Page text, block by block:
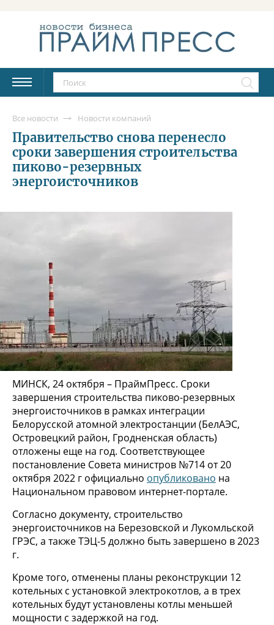
Все новости Новости компаний
Правительство снова перенесло
сроки завершения строительства
пиково-резервных
энергоисточников
МИНСК, 24 октября – ПраймПресс. Сроки
завершения строительства пиково-резервных
энергоисточников в рамках интеграции
Белорусской атомной электростанции (БелАЭС,
Островецкий район, Гродненская область)
отложены еще на год. Соответствующее
постановление Совета министров №714 от 20
октября 2022 г официально опубликовано на
Национальном правовом интернет-портале.
Согласно документу, строительство
энергоисточников на Березовской и Лукомльской
ГРЭС, а также ТЭЦ-5 должно быть завершено в 2023
г.
Кроме того, отменены планы реконструкции 12
котельных с установкой электрокотлов, а в трех
котельных будут установлены котлы меньшей
мощности с задержкой на год.